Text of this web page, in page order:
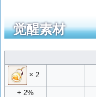
觉醒素材
× 2
+ 2%